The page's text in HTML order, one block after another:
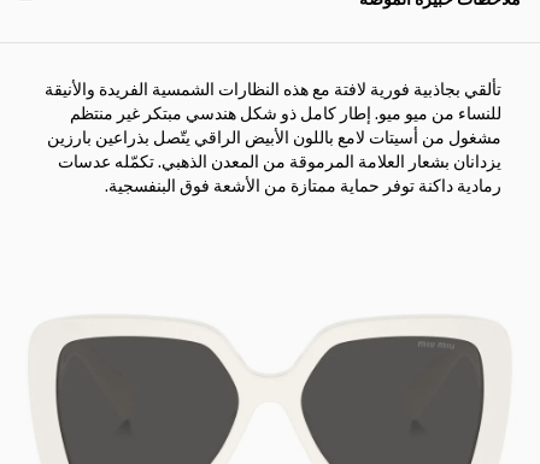
تألقي بجاذبية فورية لافتة مع هذه النظارات الشمسية الفريدة والأنيقة
للنساء من ميو ميو. إطار كامل ذو شكل هندسي مبتكر غير منتظم
مشغول من أسيتات لامع باللون الأبيض الراقي يتّصل بذراعين بارزين
يزدانان بشعار العلامة المرموقة من المعدن الذهبي. تكمّله عدسات
رمادية داكنة توفر حماية ممتازة من الأشعة فوق البنفسجية.